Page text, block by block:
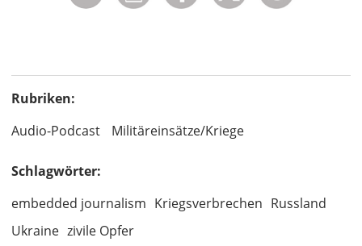
Rubriken:
Audio-Podcast
Militäreinsätze/Kriege
Schlagwörter:
embedded journalism Kriegsverbrechen Russland
Ukraine zivile Opfer